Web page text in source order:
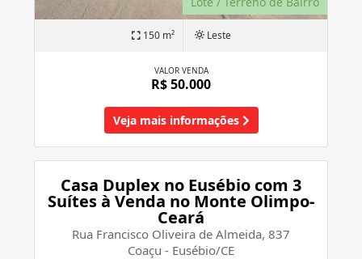
150 m² Leste
VALOR VENDA
R$ 50.000
Veja mais informações
Casa Duplex no Eusébio com 3
Suítes à Venda no Monte Olimpo-
Ceará
Rua Francisco Oliveira de Almeida, 837
Coaçu - Eusébio/CE